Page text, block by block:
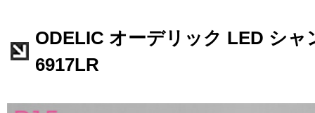
ODELIC オーデリック LED シャ
6917LR